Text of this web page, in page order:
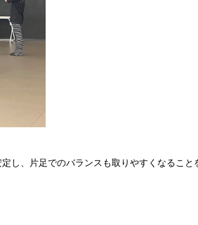
し、 片足でのバランスも取りやすくなること